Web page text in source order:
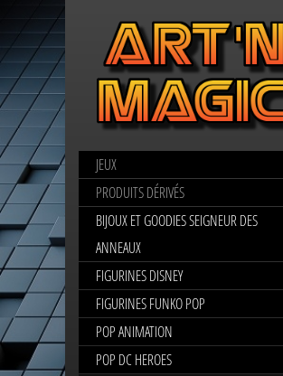
POP
DISNEY
JEUX
PRODUITS DÉRIVÉS
BIJOUX ET GOODIES SEIGNEUR DES
ANNEAUX
FIGURINES DISNEY
FIGURINES FUNKO POP
POP ANIMATION
POP DC HEROES